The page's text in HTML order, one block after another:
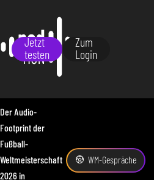
Jetzt
testen
Zum
Login
Der Audio-
Footprint der
Fußball-
Weltmeisterschaft
2026 in
WM-Gespräche